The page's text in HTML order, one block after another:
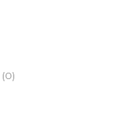
(0)